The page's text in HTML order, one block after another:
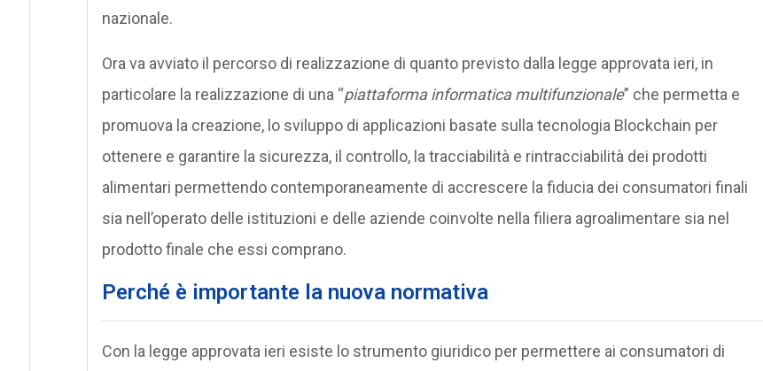
nazionale.
Ora va avviato il percorso di realizzazione di quanto previsto dalla legge approvata ieri, in
particolare la realizzazione di una “piattaforma informatica multifunzionale” che permetta e
promuova la creazione, lo sviluppo di applicazioni basate sulla tecnologia Blockchain per
ottenere e garantire la sicurezza, il controllo, la tracciabilità e rintracciabilità dei prodotti
alimentari permettendo contemporaneamente di accrescere la fiducia dei consumatori finali
sia nell’operato delle istituzioni e delle aziende coinvolte nella filiera agroalimentare sia nel
prodotto finale che essi comprano.
Perché è importante la nuova normativa
Con la legge approvata ieri esiste lo strumento giuridico per permettere ai consumatori di